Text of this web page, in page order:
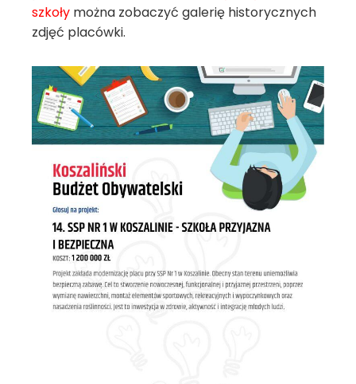
szkoły można zobaczyć galerię historycznych
zdjęć placówki.